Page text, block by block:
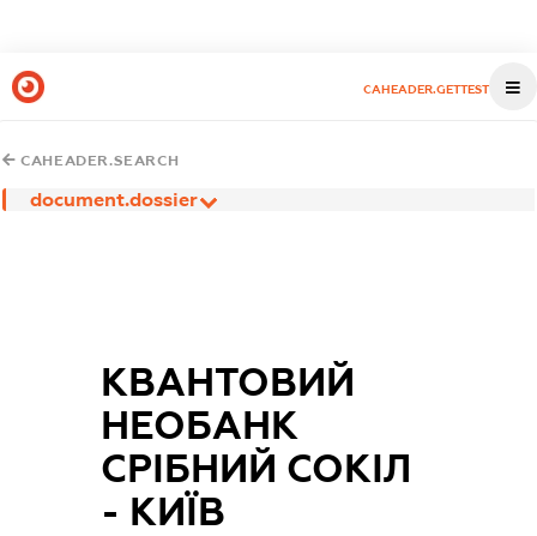
CAHEADER.GETTEST
CAHEADER.SEARCH
document.dossier
КВАНТОВИЙ
НЕОБАНК
СРІБНИЙ СОКІЛ
- КИЇВ